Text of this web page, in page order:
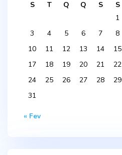
S T Q Q S S
1
3
4 5 6 7 8
10
11 12 13 14 15
17
18 19 20 21 22
24
25 26 27 28 29
31
« Fev